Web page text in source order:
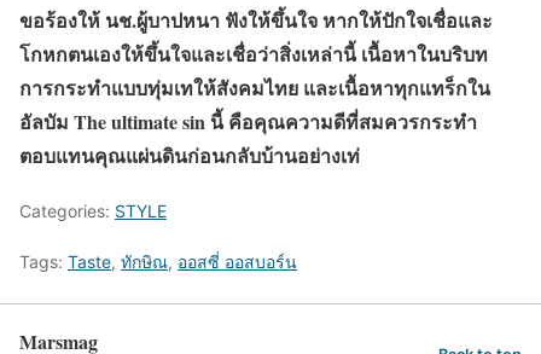
ขอร้องให้ นช.ผู้บาปหนา ฟังให้ขึ้นใจ หากให้ปักใจเชื่อและ
โกหกตนเองให้ขึ้นใจและเชื่อว่าสิ่งเหล่านี้ เนื้อหาในบริบท
การกระทำแบบทุ่มเทให้สังคมไทย และเนื้อหาทุกแทร็กใน
อัลบัม The ultimate sin นี้ คือคุณความดีที่สมควรกระทำ
ตอบแทนคุณแผ่นดินก่อนกลับบ้านอย่างเท่
Categories: STYLE
Tags: Taste, ทักษิณ, ออสซี่ ออสบอร์น
Marsmag